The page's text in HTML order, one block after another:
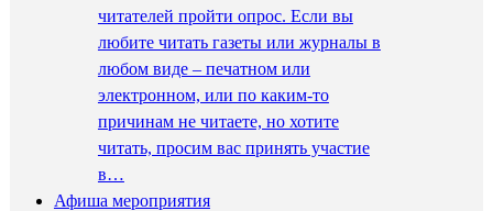
читателей пройти опрос. Если вы
любите читать газеты или журналы в
любом виде – печатном или
электронном, или по каким-то
причинам не читаете, но хотите
читать, просим вас принять участие
в…
Афиша мероприятия